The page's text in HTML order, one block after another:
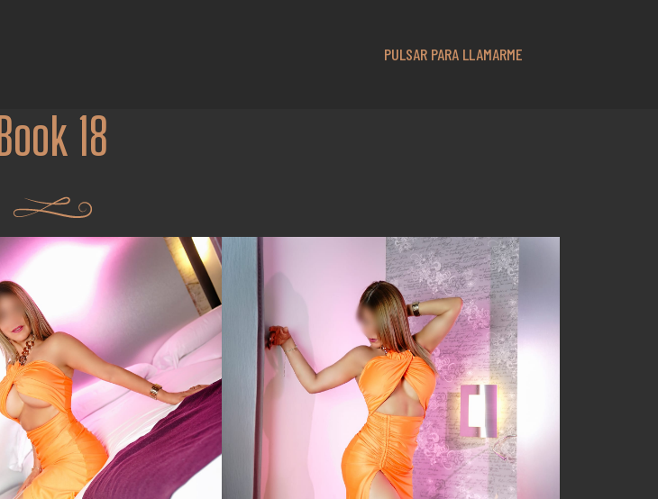
PULSAR PARA LLAMARME
Book 18